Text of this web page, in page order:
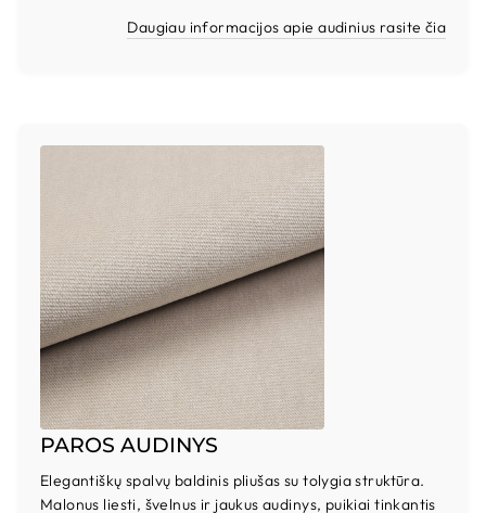
Daugiau informacijos apie audinius rasite čia
PAROS AUDINYS
Elegantiškų spalvų baldinis pliušas su tolygia struktūra.
Malonus liesti, švelnus ir jaukus audinys, puikiai tinkantis